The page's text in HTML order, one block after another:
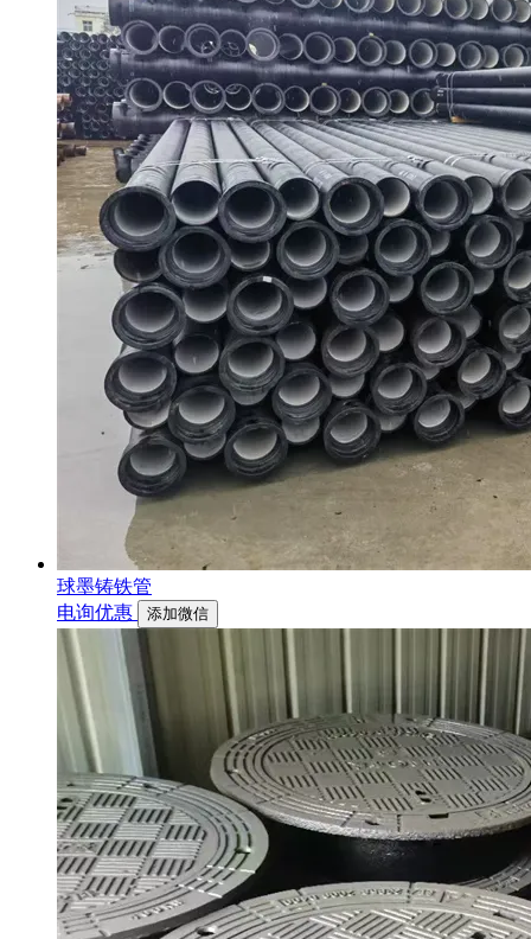
球墨铸铁管
电询优惠
添加微信